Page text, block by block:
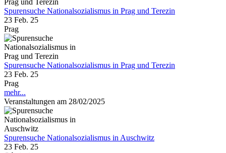
Spurensuche Nationalsozialismus in Prag und Terezin
23 Feb. 25
Prag
Spurensuche Nationalsozialismus in Prag und Terezin
23 Feb. 25
Prag
mehr...
Veranstaltungen am 28/02/2025
Spurensuche Nationalsozialismus in Auschwitz
23 Feb. 25